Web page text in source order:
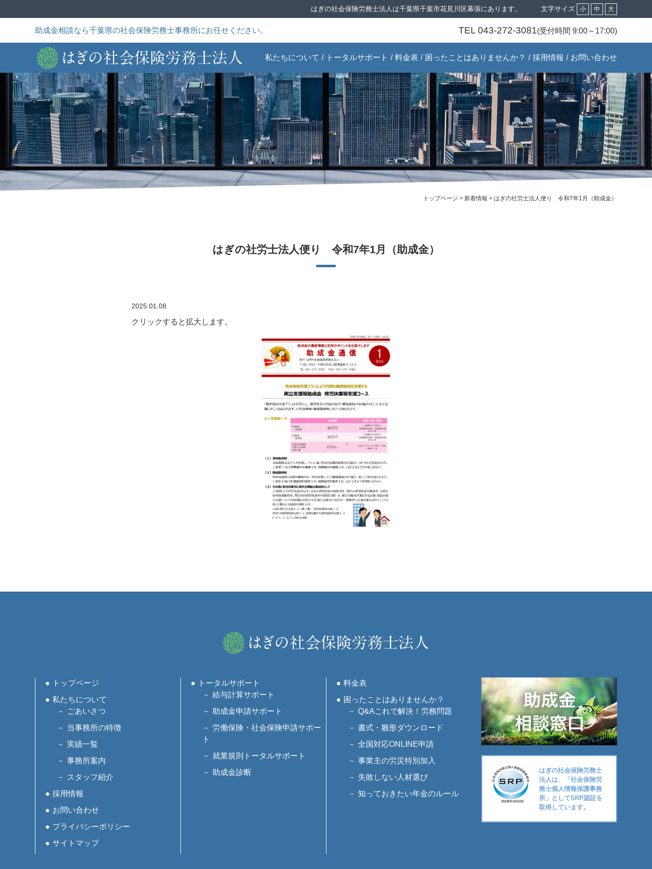
to
はぎの社会保険労務士法人は千葉県千葉市花見川区幕張にあります。 文字サイズ 小 中 大
助成金相談なら千葉県の社会保険労務士事務所にお任せください。 TEL 043-272-3081(受付時間 9:00～17:00)
私たちについて
私たちについて
ごあいさつ
当事務所の特徴
実績一覧
事務所案内
スタッフ紹介
トータルサポート
トータルサポート
給与計算サポー
ト
助成金申請サポ
ート
労働保険・社会
保険申請サポート
就業規則トータ
ルサポート
料金表 困ったことはありませんか？
困ったことはありません
か？
Q&Aこれで解
決！労務問題
書式・雛形ダウ
ンロード
全国対応ONLINE
申請
事業主の労災特
別加入
失敗しない人材
選び
知っておきたい
年金のルール
採用情報 お問い合わせ
トップページ > 新着情報 > はぎの社労士法人便り 令和7年1月（助成金）
はぎの社労士法人便り 令和7年1月（助成金）
2025.01.08
クリックすると拡大します。
トップページ
私たちについて
ごあいさつ
当事務所の特徴
実績一覧
事務所案内
スタッフ紹介
採用情報
お問い合わせ
プライバシーポリシー
サイトマップ
トータルサポート
給与計算サポート
助成金申請サポート
労働保険・社会保険申請サポー
ト
就業規則トータルサポート
助成金診断
料金表
困ったことはありませんか？
Q&Aこれで解決！労務問題
書式・雛形ダウンロード
全国対応ONLINE申請
事業主の労災特別加入
失敗しない人材選び
知っておきたい年金のルール
はぎの社会保険労務士
法人は、「社会保険労
務士個人情報保護事務
所」としてSRP認証を
取得しています。